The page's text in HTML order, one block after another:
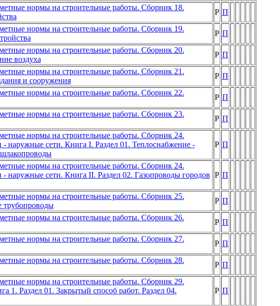
нормы на строительные работы. Сборник 18.
Р П
нормы на строительные работы. Сборник 19.
Р П
нормы на строительные работы. Сборник 20.
воздуха
Р П
нормы на строительные работы. Сборник 21.
и сооружения
Р П
нормы на строительные работы. Сборник 22.
Р П
нормы на строительные работы. Сборник 23.
Р П
нормы на строительные работы. Сборник 24.
наружные сети. Книга I. Раздел 01. Теплоснабжение -
Р П
нормы на строительные работы. Сборник 24.
наружные сети. Книга II. Раздел 02. Газопроводы городов Р П
нормы на строительные работы. Сборник 25.
трубопроводы
Р П
нормы на строительные работы. Сборник 26.
Р П
нормы на строительные работы. Сборник 27.
Р П
нормы на строительные работы. Сборник 28.
Р П
нормы на строительные работы. Сборник 29.
1. Раздел 01. Закрытый способ работ. Раздел 04.
Р П